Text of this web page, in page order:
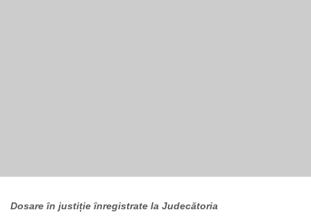
Dosare în justiție înregistrate la Judecătoria